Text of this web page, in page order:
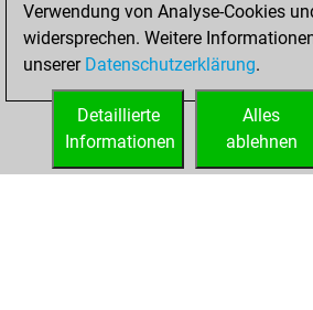
You won
against Fritz
You created
your Fritz account
Verwendung von Analyse-Cookies
widersprechen. Weitere
unserer Datenschutzerklärung.
Alles
ablehnen
Detaillierte
Informationen